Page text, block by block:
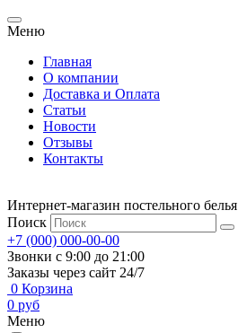
Меню
Главная
О компании
Доставка и Оплата
Статьи
Новости
Отзывы
Контакты
Интернет-магазин постельного белья
Поиск
+7 (000) 000-00-00
Звонки с 9:00 до 21:00
Заказы через сайт 24/7
0 Корзина
0 руб
Меню